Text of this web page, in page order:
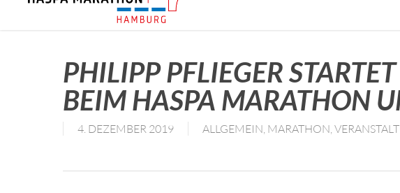
PHILIPP PFLIEGER
BEIM HASPA MARATHON
4. DEZEMBER 2019 ALLGEMEIN, MARATHON,